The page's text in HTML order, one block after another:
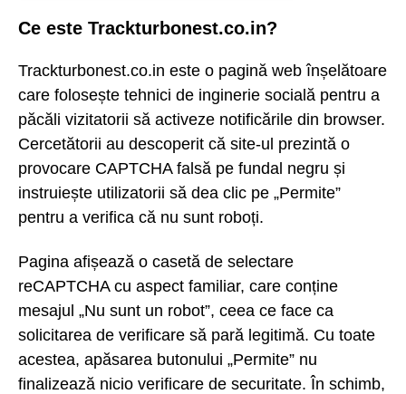
Ce este Trackturbonest.co.in?
Trackturbonest.co.in este o pagină web înșelătoare
care folosește tehnici de inginerie socială pentru a
păcăli vizitatorii să activeze notificările din browser.
Cercetătorii au descoperit că site-ul prezintă o
provocare CAPTCHA falsă pe fundal negru și
instruiește utilizatorii să dea clic pe „Permite”
pentru a verifica că nu sunt roboți.
Pagina afișează o casetă de selectare
reCAPTCHA cu aspect familiar, care conține
mesajul „Nu sunt un robot”, ceea ce face ca
solicitarea de verificare să pară legitimă. Cu toate
acestea, apăsarea butonului „Permite” nu
finalizează nicio verificare de securitate. În schimb,